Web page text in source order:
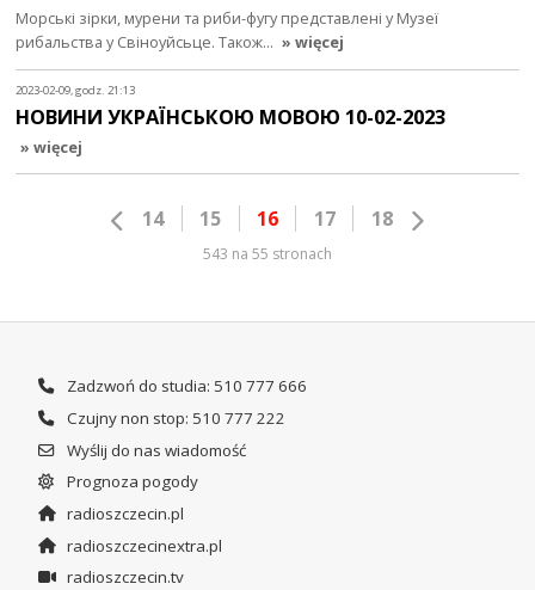
Морські зірки, мурени та риби-фугу представлені у Музеї
рибальства у Свіноуйсьце. Також… » więcej
2023-02-09, godz. 21:13
НОВИНИ УКРАЇНСЬКОЮ МОВОЮ 10-02-2023
» więcej
14 15 16 17 18
543 na 55 stronach
Zadzwoń do studia: 510 777 666
Czujny non stop: 510 777 222
Wyślij do nas wiadomość
Prognoza pogody
radioszczecin.pl
radioszczecinextra.pl
radioszczecin.tv